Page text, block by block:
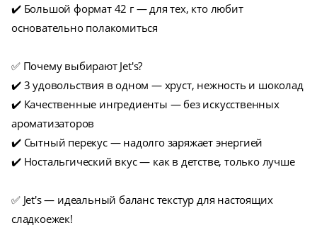
✔️ Большой формат 42 г — для тех, кто любит
основательно полакомиться
✅ Почему выбирают Jet's?
✔️ 3 удовольствия в одном — хруст, нежность и шоколад
✔️ Качественные ингредиенты — без искусственных
ароматизаторов
✔️ Сытный перекус — надолго заряжает энергией
✔️ Ностальгический вкус — как в детстве, только лучше
✅ Jet's — идеальный баланс текстур для настоящих
сладкоежек!